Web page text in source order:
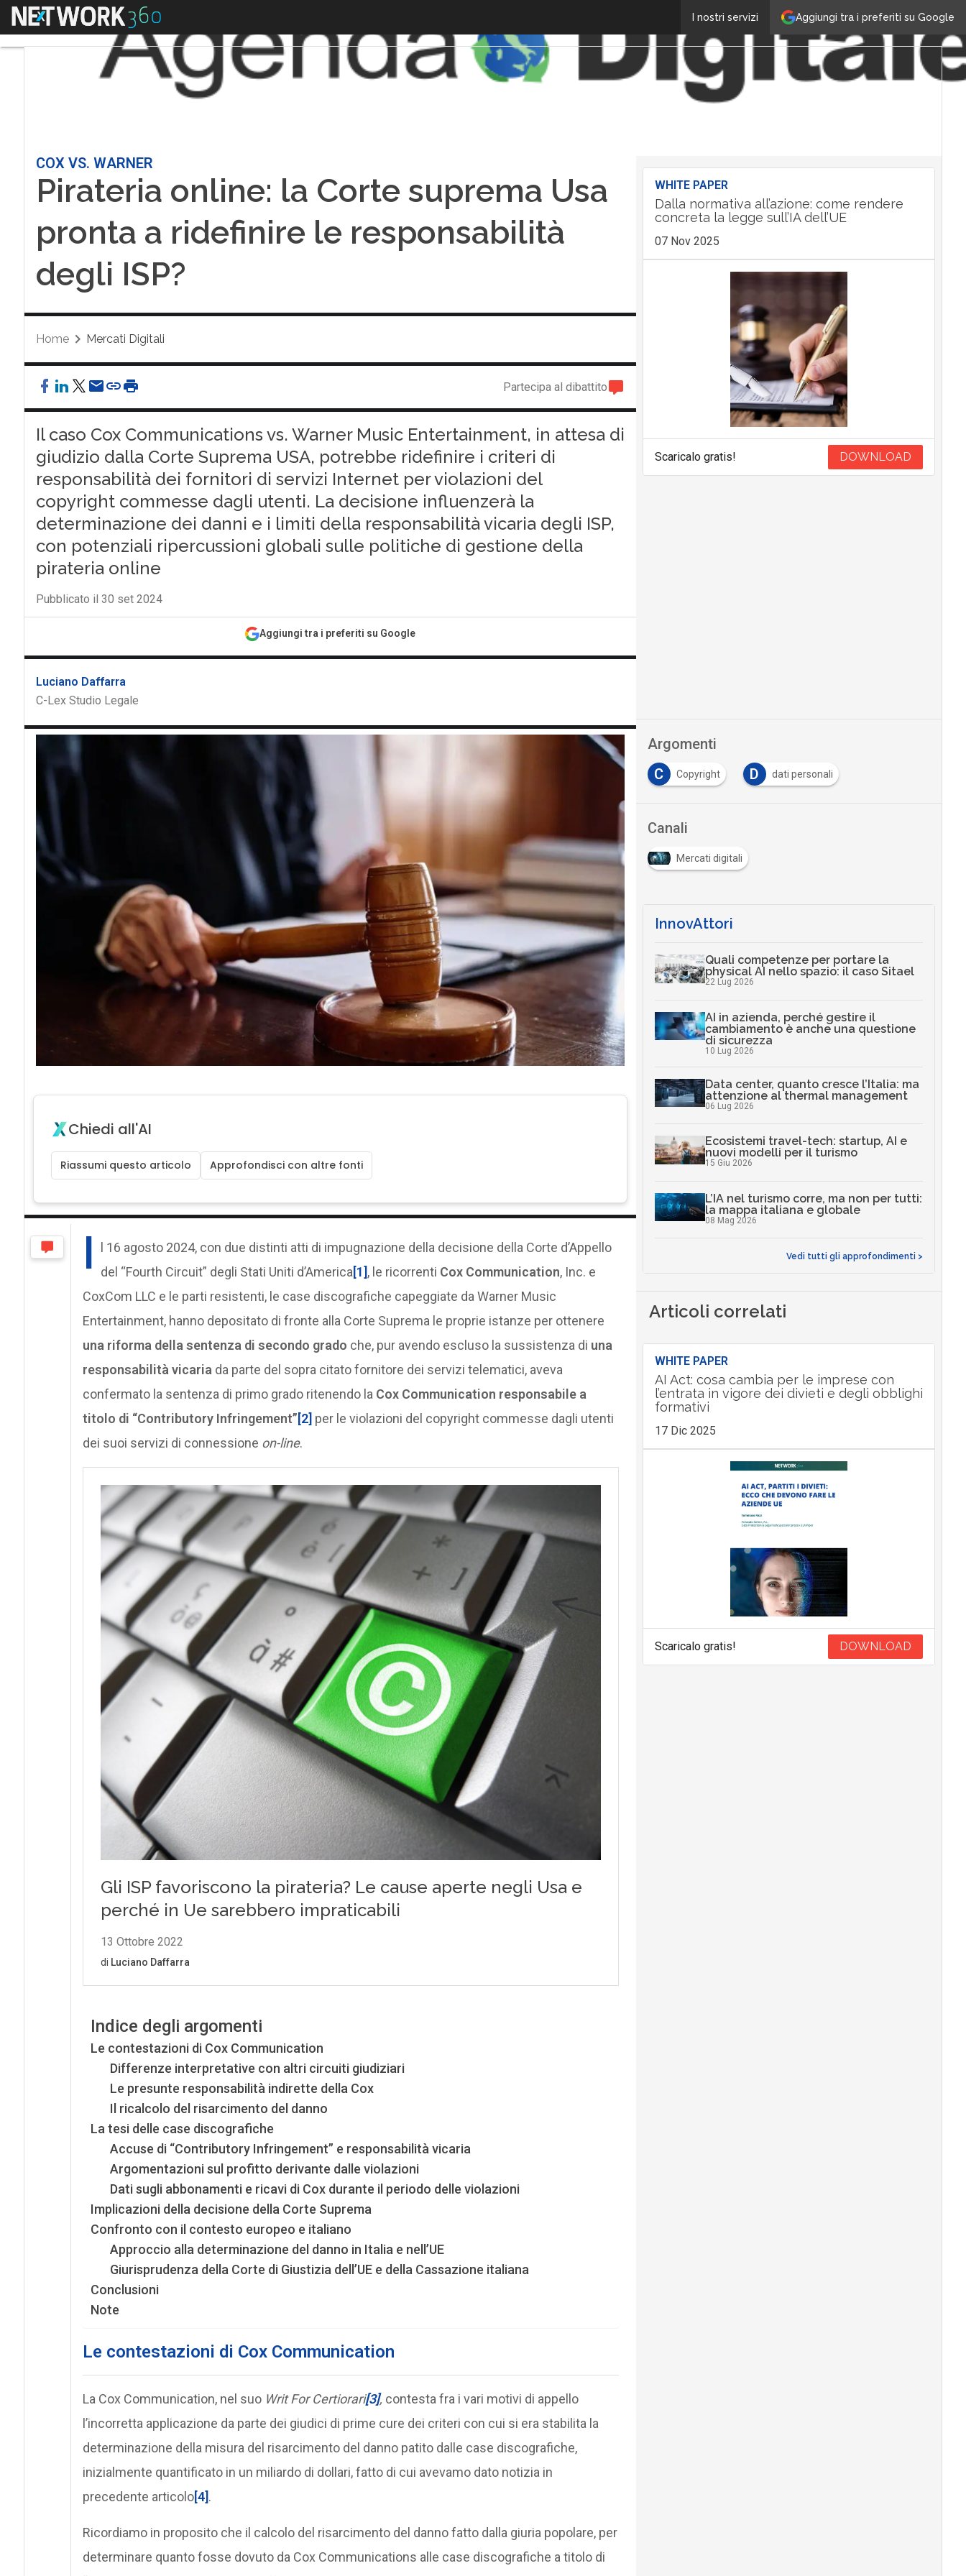
Aggiungi tra i preferiti su Google
I nostri servizi
Menu
COX VS. WARNER
Pirateria online: la Corte suprema Usa
pronta a ridefinire le responsabilità
degli ISP?
Home Mercati Digitali
Partecipa al dibattito
Il caso Cox Communications vs. Warner Music Entertainment, in attesa di
giudizio dalla Corte Suprema USA, potrebbe ridefinire i criteri di
responsabilità dei fornitori di servizi Internet per violazioni del
copyright commesse dagli utenti. La decisione influenzerà la
determinazione dei danni e i limiti della responsabilità vicaria degli ISP,
con potenziali ripercussioni globali sulle politiche di gestione della
pirateria online
Pubblicato il 30 set 2024
Aggiungi tra i preferiti su Google
Luciano Daffarra
C-Lex Studio Legale
Chiedi all'AI
Riassumi questo articolo Approfondisci con altre fonti
I
l 16 agosto 2024, con due distinti atti di impugnazione della decisione della Corte d’Appello
del “Fourth Circuit” degli Stati Uniti d’America[1], le ricorrenti Cox Communication, Inc. e
CoxCom LLC e le parti resistenti, le case discografiche capeggiate da Warner Music
Entertainment, hanno depositato di fronte alla Corte Suprema le proprie istanze per ottenere
una riforma della sentenza di secondo grado che, pur avendo escluso la sussistenza di una
responsabilità vicaria da parte del sopra citato fornitore dei servizi telematici, aveva
confermato la sentenza di primo grado ritenendo la Cox Communication responsabile a
titolo di “Contributory Infringement”[2] per le violazioni del copyright commesse dagli utenti
dei suoi servizi di connessione on-line.
Indice degli argomenti
Le contestazioni di Cox Communication
Differenze interpretative con altri circuiti giudiziari
Le presunte responsabilità indirette della Cox
Il ricalcolo del risarcimento del danno
La tesi delle case discografiche
Accuse di “Contributory Infringement” e responsabilità vicaria
Argomentazioni sul profitto derivante dalle violazioni
Dati sugli abbonamenti e ricavi di Cox durante il periodo delle violazioni
Implicazioni della decisione della Corte Suprema
Confronto con il contesto europeo e italiano
Approccio alla determinazione del danno in Italia e nell’UE
Giurisprudenza della Corte di Giustizia dell’UE e della Cassazione italiana
Conclusioni
Note
Le contestazioni di Cox Communication
La Cox Communication, nel suo Writ For Certiorari[3], contesta fra i vari motivi di appello
l’incorretta applicazione da parte dei giudici di prime cure dei criteri con cui si era stabilita la
determinazione della misura del risarcimento del danno patito dalle case discografiche,
inizialmente quantificato in un miliardo di dollari, fatto di cui avevamo dato notizia in
precedente articolo[4].
Ricordiamo in proposito che il calcolo del risarcimento del danno fatto dalla giuria popolare, per
determinare quanto fosse dovuto da Cox Communications alle case discografiche a titolo di
WHITE PAPER
Dalla normativa all’azione: come rendere
concreta la legge sull’IA dell’UE
07 Nov 2025
Scaricalo gratis! DOWNLOAD
Argomenti
C
Copyright D dati personali
Canali
Mercati digitali
InnovAttori
Quali competenze per portare la
physical AI nello spazio: il caso Sitael
22 Lug 2026
AI in azienda, perché gestire il
cambiamento è anche una questione
di sicurezza
10 Lug 2026
Data center, quanto cresce l’Italia: ma
attenzione al thermal management
06 Lug 2026
Ecosistemi travel-tech: startup, AI e
nuovi modelli per il turismo
15 Giu 2026
L’IA nel turismo corre, ma non per tutti:
la mappa italiana e globale
08 Mag 2026
Vedi tutti gli approfondimenti >
Articoli correlati
WHITE PAPER
AI Act: cosa cambia per le imprese con
l’entrata in vigore dei divieti e degli obblighi
formativi
17 Dic 2025
Scaricalo gratis! DOWNLOAD